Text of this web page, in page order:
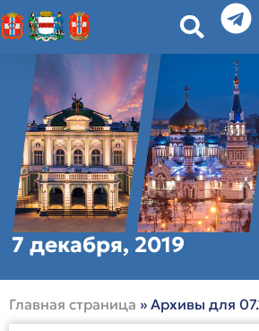
7 декабря, 2019
Главная страница » Архивы для